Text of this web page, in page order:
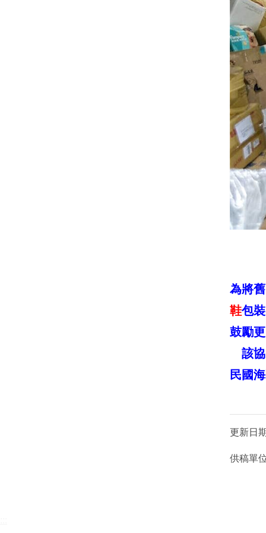
為將
鞋包
鼓勵
該協
民國
更新日
供稿單